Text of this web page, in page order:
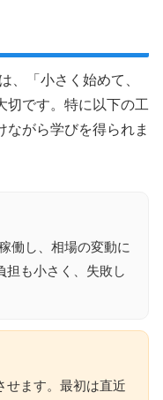
、「小さく始めて、
切です。特に以下の工
ながら学びを得られま
働し、相場の変動に
担も小さく、失敗し
せます。最初は直近